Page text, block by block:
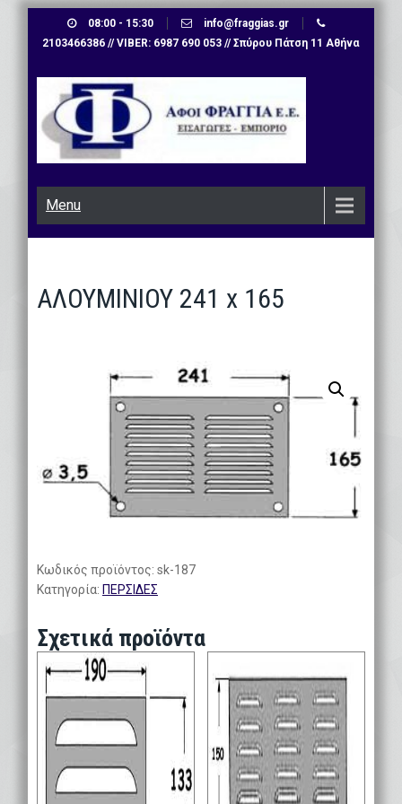
08:00 - 15:30
info@fraggias.gr
2103466386 // VIBER: 6987 690 053 // Σπύρου Πάτση 11 Αθήνα
Menu
ΑΛΟΥΜΙΝΙΟΥ 241 x 165
Κωδικός προϊόντος: sk-187
Κατηγορία: ΠΕΡΣΙΔΕΣ
Σχετικά προϊόντα